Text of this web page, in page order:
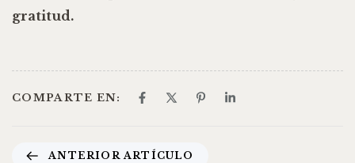
gratitud.
COMPARTE EN:
ANTERIOR ARTÍCULO